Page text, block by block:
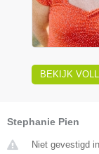
BEKIJK
Stephanie Pien
Niet gevestigd